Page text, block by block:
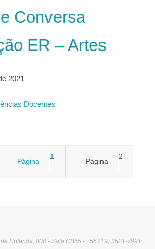
Conversa
ER – Artes
2021
Docentes
Página
1
Página
2
Holanda, 800 - Sala CB55 - +55 (19) 3521-7991